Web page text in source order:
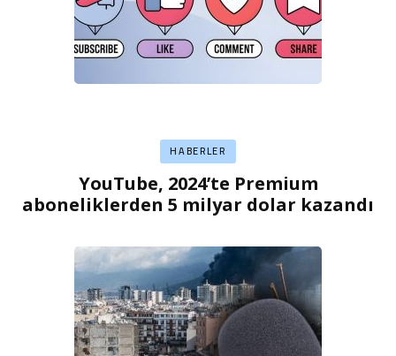
HABERLER
YouTube, 2024’te Premium
aboneliklerden 5 milyar dolar kazandı